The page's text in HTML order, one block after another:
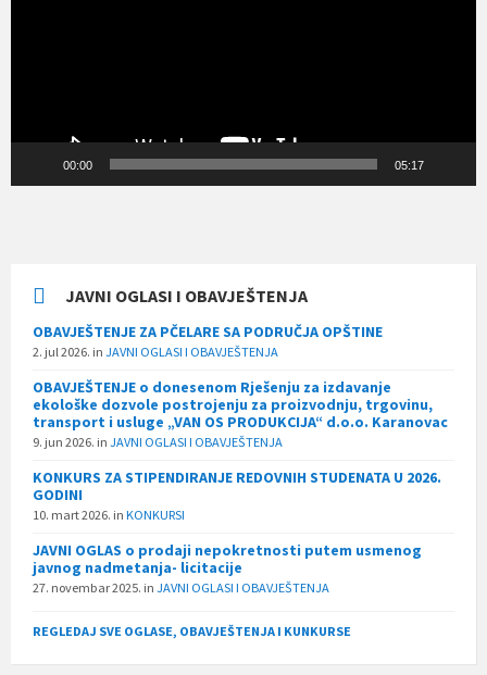
00:00 05:17
JAVNI OGLASI I OBAVJEŠTENJA
OBAVJEŠTENJE ZA PČELARE SA PODRUČJA OPŠTINE
2. jul 2026. in JAVNI OGLASI I OBAVJEŠTENJA
OBAVJEŠTENJE o donesenom Rješenju za izdavanje
ekološke dozvole postrojenju za proizvodnju, trgovinu,
transport i usluge „VAN OS PRODUKCIJA“ d.o.o. Karanovac
9. jun 2026. in JAVNI OGLASI I OBAVJEŠTENJA
KONKURS ZA STIPENDIRANJE REDOVNIH STUDENATA U 2026.
GODINI
10. mart 2026. in KONKURSI
JAVNI OGLAS o prodaji nepokretnosti putem usmenog
javnog nadmetanja- licitacije
27. novembar 2025. in JAVNI OGLASI I OBAVJEŠTENJA
REGLEDAJ SVE OGLASE, OBAVJEŠTENJA I KUNKURSE